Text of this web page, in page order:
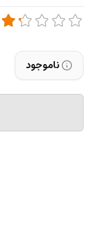
ناموجود